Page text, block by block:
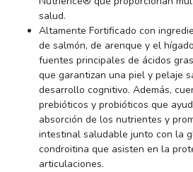
salud.
Altamente Fortificado con
de salmón, de arenque y el
fuentes principales de ácidos
que garantizan una piel y pelaje
desarrollo cognitivo. Además,
prebióticos y probióticos que
absorción de los nutrientes y
intestinal saludable junto con la
condroitina que asisten en la
articulaciones.